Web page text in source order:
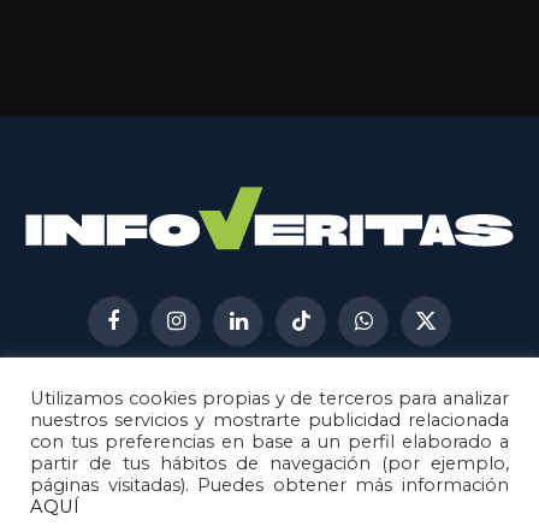
FacebookInstagramLinkedInTikTokWhatsApp
X
(Twitter)
AVISO LEGAL
METODOLOGÍA
POLÍTICA DE COOKIES
POLÍTICA DE CORRECCIONES
Utilizamos cookies propias y de terceros para analizar
nuestros servicios y mostrarte publicidad relacionada
con tus preferencias en base a un perfil elaborado a
partir de tus hábitos de navegación (por ejemplo,
páginas visitadas). Puedes obtener más información
AQUÍ